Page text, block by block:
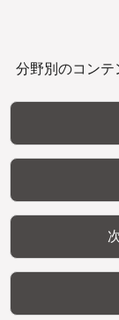
分野別のコンテ